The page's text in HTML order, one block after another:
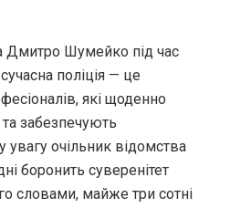
Дмитро Шумейко під час
поліція — це
які щоденно
забезпечують
очільник відомства
боронить суверенітет
словами, майже три сотні